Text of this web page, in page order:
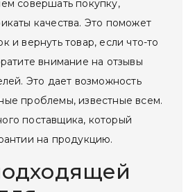
совершать покупку,
качества. Это поможет
и вернуть товар, если что-то
внимание на отзывы
Это дает возможность
проблемы, известные всем.
поставщика, который
на продукцию.